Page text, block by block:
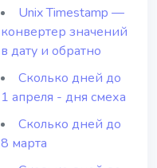
Unix Timestamp —
конвертер значений
в дату и обратно
Сколько дней до
1 апреля - дня смеха
Сколько дней до
8 марта